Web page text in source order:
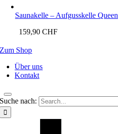
Saunakelle – Aufgusskelle Queen
159,90CHF
Zum Shop
Über uns
Kontakt
Suche nach: